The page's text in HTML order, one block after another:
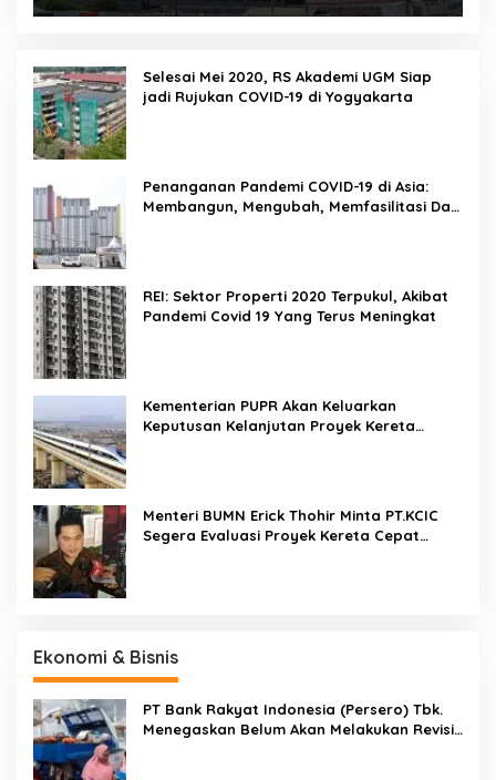
Selesai Mei 2020, RS Akademi UGM Siap
jadi Rujukan COVID-19 di Yogyakarta
Penanganan Pandemi COVID-19 di Asia:
Membangun, Mengubah, Memfasilitasi Dan
REI: Sektor Properti 2020 Terpukul, Akibat
Pandemi Covid 19 Yang Terus Meningkat
Kementerian PUPR Akan Keluarkan
Keputusan Kelanjutan Proyek Kereta
Menteri BUMN Erick Thohir Minta PT.KCIC
Segera Evaluasi Proyek Kereta Cepat
Ekonomi & Bisnis
PT Bank Rakyat Indonesia (Persero) Tbk.
Menegaskan Belum Akan Melakukan Revisi